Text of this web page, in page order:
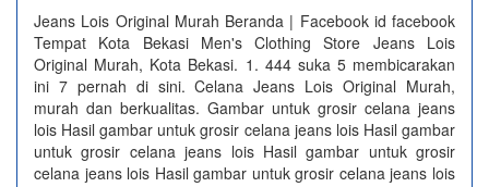
Jeans Lois Original Murah Beranda | Facebook id facebook
Tempat Kota Bekasi Men's Clothing Store Jeans Lois
Original Murah, Kota Bekasi. 1. 444 suka 5 membicarakan
ini 7 pernah di sini. Celana Jeans Lois Original Murah,
murah dan berkualitas. Gambar untuk grosir celana jeans
lois Hasil gambar untuk grosir celana jeans lois Hasil gambar
untuk grosir celana jeans lois Hasil gambar untuk grosir
celana jeans lois Hasil gambar untuk grosir celana jeans lois